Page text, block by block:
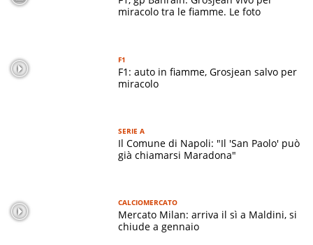
miracolo tra le fiamme. Le foto
F1
F1: auto in fiamme, Grosjean salvo per
miracolo
SERIE A
Il Comune di Napoli: "Il 'San Paolo' può
già chiamarsi Maradona"
CALCIOMERCATO
Mercato Milan: arriva il sì a Maldini, si
chiude a gennaio